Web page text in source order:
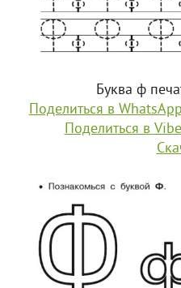
Буква ф
Поделиться в
Поделиться в